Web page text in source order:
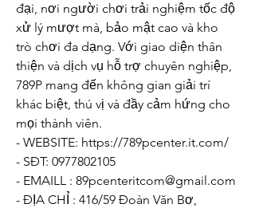
đại, nơi người chơi trải nghiệm tốc độ
xử lý mượt mà, bảo mật cao và kho
trò chơi đa dạng. Với giao diện thân
thiện và dịch vụ hỗ trợ chuyên nghiệp,
789P mang đến không gian giải trí
khác biệt, thú vị và đầy cảm hứng cho
mọi thành viên.
- WEBSITE: https://789pcenter.it.com/
- SĐT: 0977802105
- EMAILL : 89pcenteritcom@gmail.com
- ĐỊA CHỈ : 416/59 Đoàn Văn Bơ,